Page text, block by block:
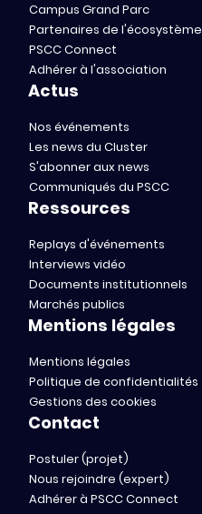
Campus Grand Parc
Partenaires de l'écosystème
PSCC Connect
Adhérer à l'association
Actus
Nos événements
Les news du Cluster
S'abonner aux news
Communiqués du PSCC
Ressources
Replays d'événements
Interviews vidéo
Documents institutionnels
Marchés publics
Mentions légales
Mentions légales
Politique de confidentialités
Gestions des cookies
Contact
Postuler (projet)
Nous rejoindre (expert)
Adhérer à PSCC Connect